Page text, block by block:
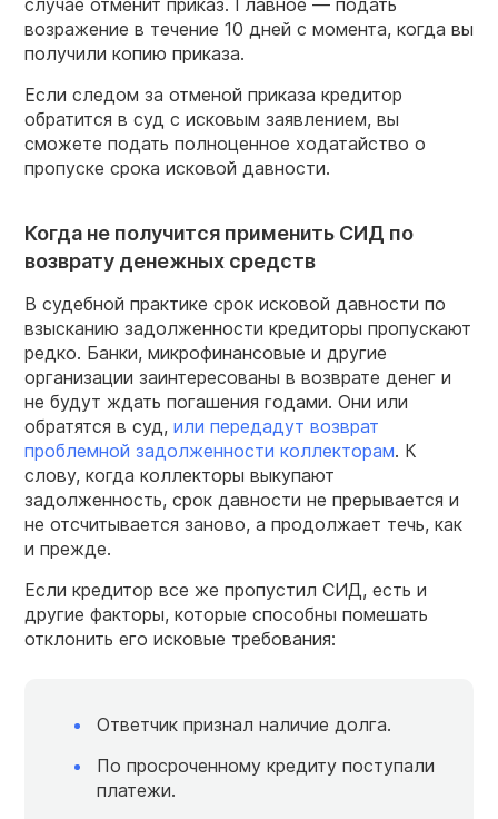
случае отменит приказ. Главное — подать
возражение в течение 10 дней с момента, когда вы
получили копию приказа.
Если следом за отменой приказа кредитор
обратится в суд с исковым заявлением, вы
сможете подать полноценное ходатайство о
пропуске срока исковой давности.
Когда не получится применить СИД по
возврату денежных средств
В судебной практике срок исковой давности по
взысканию задолженности кредиторы пропускают
редко. Банки, микрофинансовые и другие
организации заинтересованы в возврате денег и
не будут ждать погашения годами. Они или
обратятся в суд, или передадут возврат
проблемной задолженности коллекторам. К
слову, когда коллекторы выкупают
задолженность, срок давности не прерывается и
не отсчитывается заново, а продолжает течь, как
и прежде.
Если кредитор все же пропустил СИД, есть и
другие факторы, которые способны помешать
отклонить его исковые требования:
Ответчик признал наличие долга.
По просроченному кредиту поступали
платежи.